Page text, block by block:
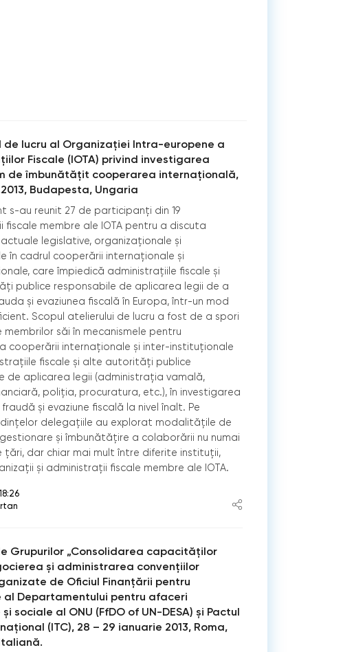
de lucru al Organizaţiei Intra-europene a
Fiscale (IOTA) privind investigarea
de îmbunătățit cooperarea internațională,
Budapesta, Ungaria
s-au reunit 27 de participanți din 19
ﬁscale membre ale IOTA pentru a discuta
legislative, organizaționale și
în cadrul cooperării internaționale și
care împiedică administrațiile ﬁscale și
publice responsabile de aplicarea legii de a
și evaziunea ﬁscală în Europa, într-un mod
Scopul atelierului de lucru a fost de a spori
membrilor săi în mecanismele pentru
cooperării internaționale și inter-instituționale
ﬁscale și alte autorități publice
de aplicarea legii (administrația vamală,
poliția, procuratura, etc.), în investigarea
și evaziune ﬁscală la nivel înalt. Pe
delegațiile au explorat modalitățile de
și îmbunătățire a colaborării nu numai
țări, dar chiar mai mult între diferite instituții,
și administrații ﬁscale membre ale IOTA.
Grupurilor „Consolidarea capacităţilor
și administrarea convenţiilor
de Oﬁciul Finanţării pentru
al Departamentului pentru afaceri
sociale al ONU (FfDO of UN-DESA) și Pactul
(ITC), 28 – 29 ianuarie 2013, Roma,